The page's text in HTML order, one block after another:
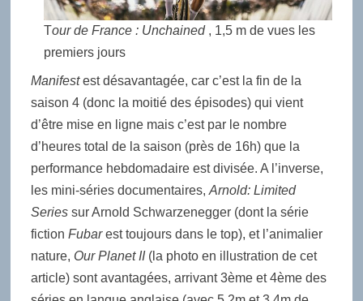
Tour de France : Unchained , 1,5 m de vues les
premiers jours
Manifestest désavantagée, car c’est la fin de la
saison 4 (donc la moitié des épisodes) qui vient
d’être mise en ligne mais c’est par le nombre
d’heures total de la saison (près de 16h) que la
performance hebdomadaire est divisée. A l’inverse,
les mini-séries documentaires, Arnold: Limited
Seriessur Arnold Schwarzenegger (dont la série
fiction Fubarest toujours dans le top), et l’animalier
nature, Our Planet II (la photo en illustration de cet
article) sont avantagées, arrivant 3ème et 4ème des